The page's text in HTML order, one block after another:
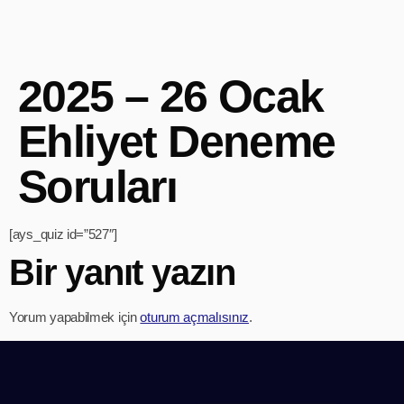
2025 – 26 Ocak
Ehliyet Deneme
Soruları
[ays_quiz id=”527″]
Bir yanıt yazın
Yorum yapabilmek içinoturum açmalısınız.